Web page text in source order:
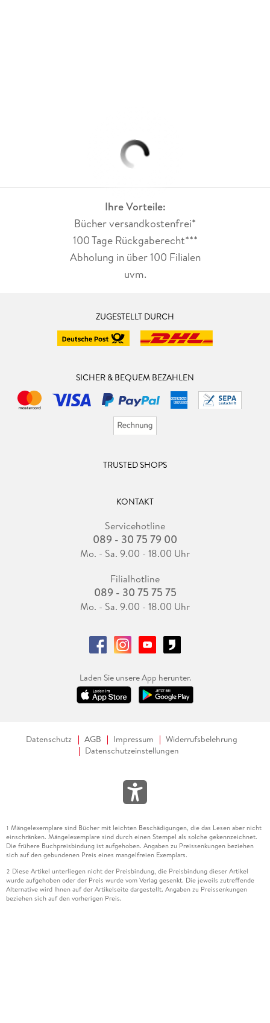
Ihre Vorteile:
Bücher versandkostenfrei*
100 Tage Rückgaberecht***
Abholung in über 100 Filialen
uvm.
ZUGESTELLT DURCH
SICHER & BEQUEM BEZAHLEN
TRUSTED SHOPS
KONTAKT
Servicehotline
089 - 30 75 79 00
Mo. - Sa. 9.00 - 18.00 Uhr
Filialhotline
089 - 30 75 75 75
Mo. - Sa. 9.00 - 18.00 Uhr
Laden Sie unsere App herunter.
Datenschutz AGB Impressum
Widerrufsbelehrung
Datenschutzeinstellungen
1 Mängelexemplare sind Bücher mit leichten Beschädigungen, die das Lesen aber nicht
einschränken. Mängelexemplare sind durch einen Stempel als solche gekennzeichnet.
Die frühere Buchpreisbindung ist aufgehoben. Angaben zu Preissenkungen beziehen
sich auf den gebundenen Preis eines mangelfreien Exemplars.
2 Diese Artikel unterliegen nicht der Preisbindung, die Preisbindung dieser Artikel
wurde aufgehoben oder der Preis wurde vom Verlag gesenkt. Die jeweils zutreffende
Alternative wird Ihnen auf der Artikelseite dargestellt. Angaben zu Preissenkungen
beziehen sich auf den vorherigen Preis.